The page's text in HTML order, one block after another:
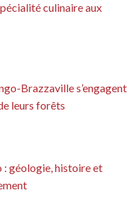
culinaire aux
Brazzaville s’engagent
leurs forêts
: géologie, histoire et